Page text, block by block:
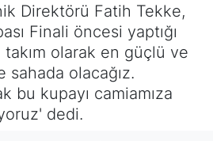
Direktörü Fatih Tekke,
Finali öncesi yaptığı
takım olarak en güçlü ve
olacağız.
bu kupayı camiamıza
dedi.